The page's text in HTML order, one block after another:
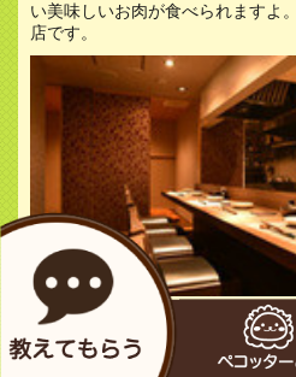
い美味しいお肉が食べられますよ
店です。